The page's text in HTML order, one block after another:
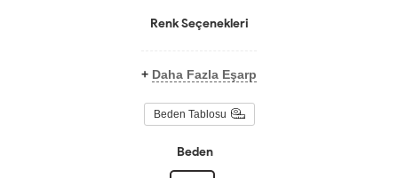
Renk Seçenekleri
+ Daha Fazla Eşarp
Beden Tablosu
Beden